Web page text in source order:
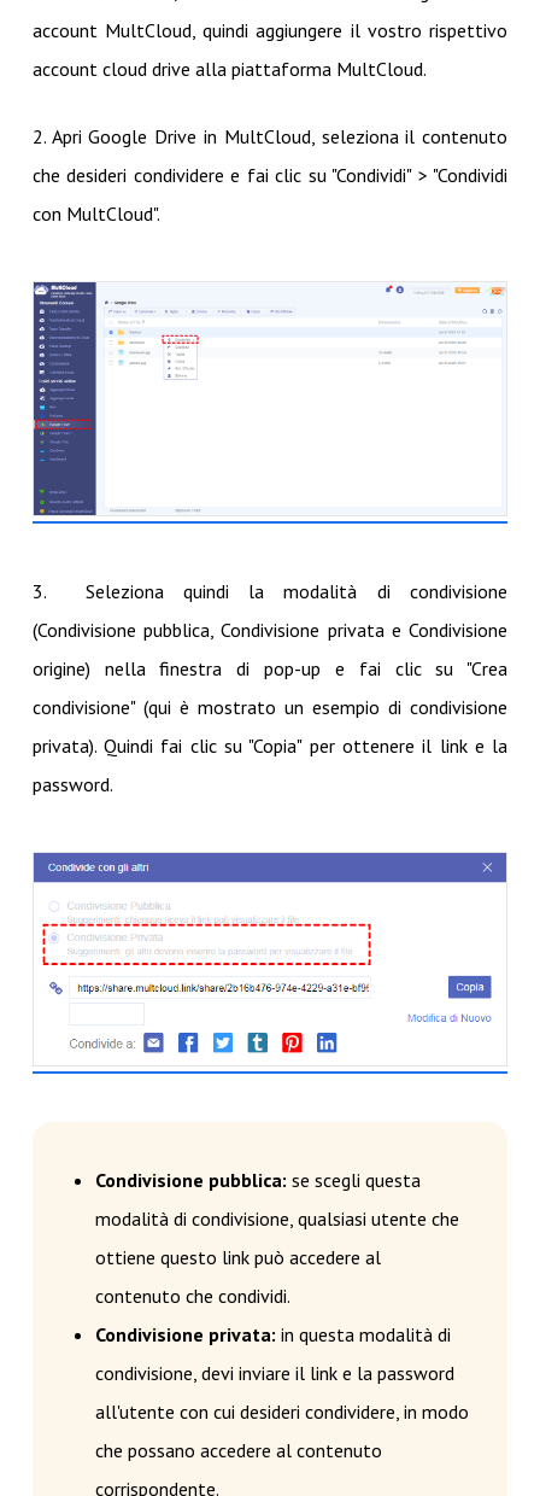
account MultCloud, quindi aggiungere il vostro rispettivo
account cloud drive alla piattaforma MultCloud.
2. Apri Google Drive in MultCloud, seleziona il contenuto
che desideri condividere e fai clic su "Condividi" > "Condividi
con MultCloud".
3. Seleziona quindi la modalità di condivisione
(Condivisione pubblica, Condivisione privata e Condivisione
origine) nella finestra di pop-up e fai clic su "Crea
condivisione" (qui è mostrato un esempio di condivisione
privata). Quindi fai clic su "Copia" per ottenere il link e la
password.
Condivisione pubblica: se scegli questa
modalità di condivisione, qualsiasi utente che
ottiene questo link può accedere al
contenuto che condividi.
Condivisione privata: in questa modalità di
condivisione, devi inviare il link e la password
all'utente con cui desideri condividere, in modo
che possano accedere al contenuto
corrispondente.